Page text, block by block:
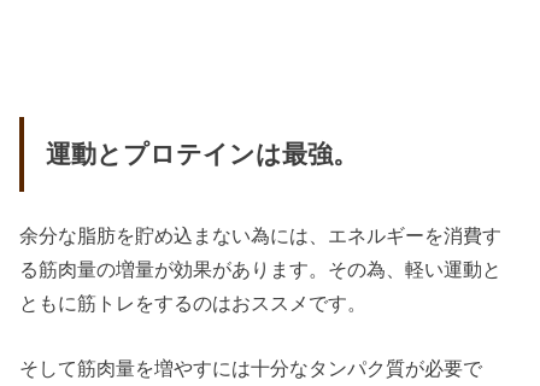
運動とプロテインは最強。
余分な脂肪を貯め込まない為には、エネルギーを消費す
る筋肉量の増量が効果があります。その為、軽い運動と
ともに筋トレをするのはおススメです。
そして筋肉量を増やすには十分なタンパク質が必要で